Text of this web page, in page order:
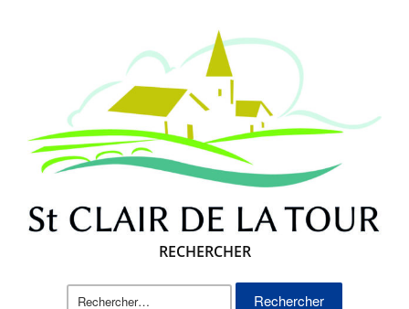
RECHERCHER
Rechercher :